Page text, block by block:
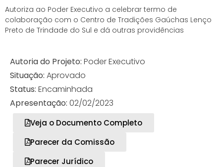
Autoriza ao Poder Executivo a celebrar termo de
colaboração com o Centro de Tradições Gaúchas Lenço
Preto de Trindade do Sul e dá outras providências
Autoria do Projeto: Poder Executivo
Situação: Aprovado
Status: Encaminhada
Apresentação: 02/02/2023
Veja o Documento Completo
Parecer da Comissão
Parecer Jurídico